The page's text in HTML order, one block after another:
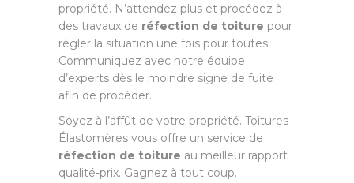
propriété. N’attendez plus et procédez à
des travaux de réfection de toiture pour
régler la situation une fois pour toutes.
Communiquez avec notre équipe
d’experts dès le moindre signe de fuite
afin de procéder.
Soyez à l’affût de votre propriété. Toitures
Élastomères vous offre un service de
réfection de toiture au meilleur rapport
qualité-prix. Gagnez à tout coup.